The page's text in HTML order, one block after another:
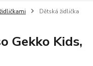
Dětská židlička
Gekko Kids,